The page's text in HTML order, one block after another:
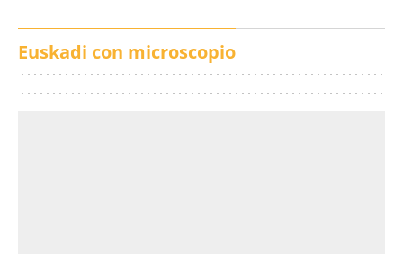
Euskadi con microscopio